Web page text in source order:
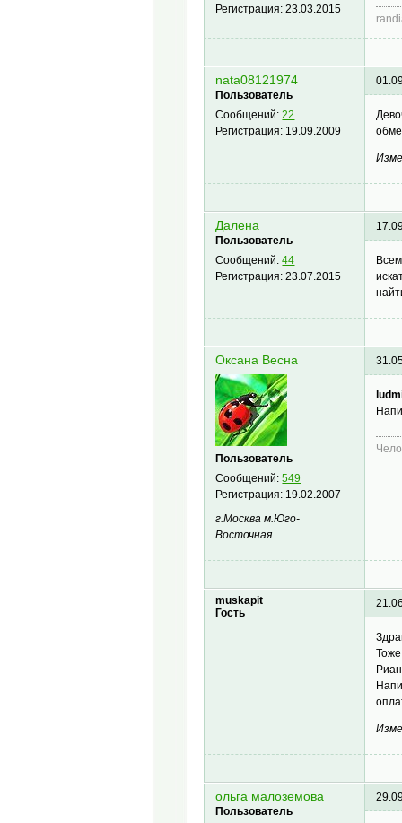
Регистрация:23.03.2015
nata08121974
Пользователь
Сообщений:22
Регистрация: 19.09.2009
Далена
Пользователь
Сообщений:44
Регистрация:23.07.2015
Оксана Весна
Пользователь
Сообщений:549
Регистрация: 19.02.2007
г.Москва м.Юго-
Восточная
muskapit
Гость
ольга малоземова
Пользователь